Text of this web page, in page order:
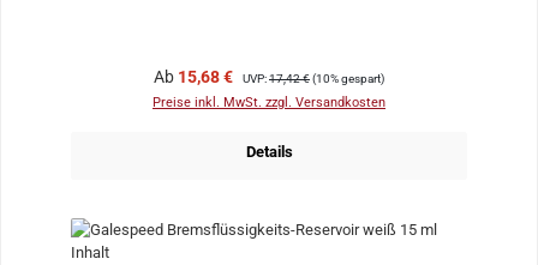
Verkaufspreis:
Ab 15,68 € Regulärer Preis:
UVP:17,42 €(10% gespart)
Preise inkl. MwSt. zzgl. Versandkosten
Details